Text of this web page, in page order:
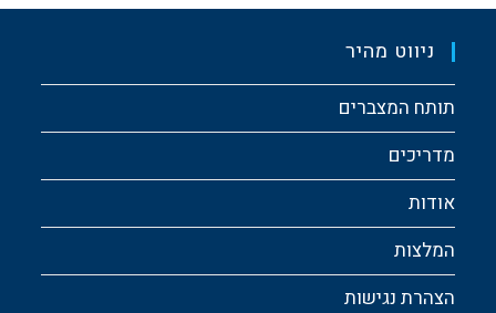
ניווט מהיר
תותח המצברים
מדריכים
אודות
המלצות
הצהרת נגישות